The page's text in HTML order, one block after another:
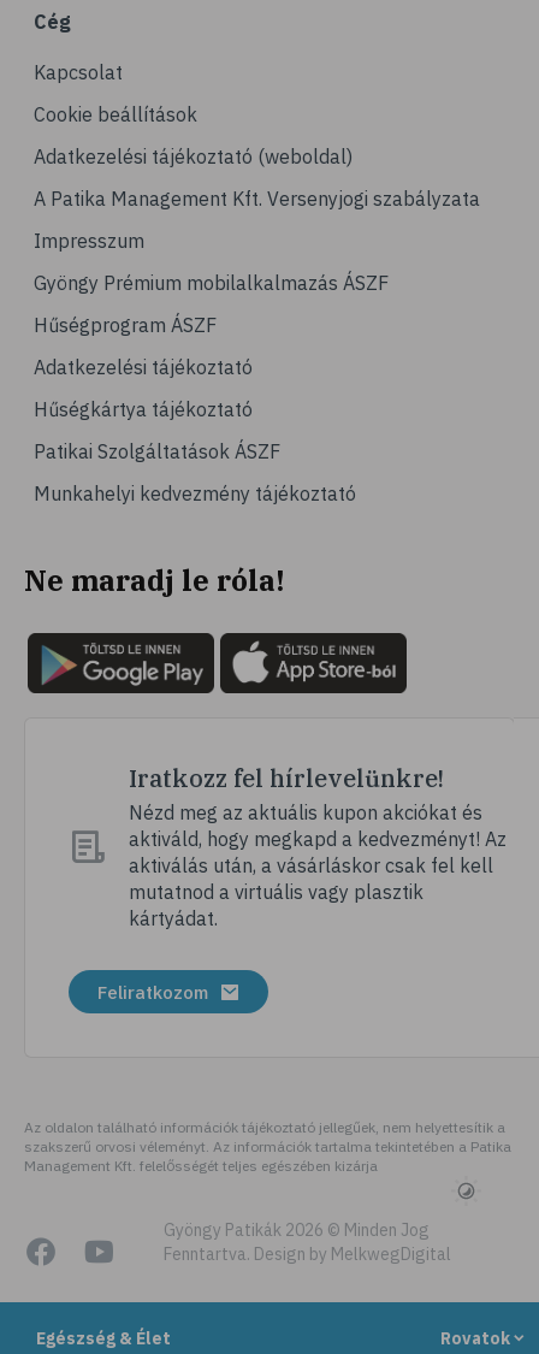
Egészség & Élet Rovatok
# vérszegénység
# stressz
# stresszcsökkentés
# avokádó
# tej
# áfonya
# bogyós gyümölcsök
# joghurt
# alma
# gyümölcsök
# emésztés
# székrekedés
# rostok
# multivitamin
# ásványi anyag
# pezsgőtabletta
# gumivitamin
# mikrotápanyag
# gesztenye
# béta-karotin
# édesburgonya
# batáta
# ízületek
# mozgásszervi problémák
Cég
Kapcsolat
Cookie beállítások
Adatkezelési tájékoztató (weboldal)
A Patika Management Kft. Versenyjogi szabályzata
Impresszum
Gyöngy Prémium mobilalkalmazás ÁSZF
Hűségprogram ÁSZF
Adatkezelési tájékoztató
Hűségkártya tájékoztató
Patikai Szolgáltatások ÁSZF
Munkahelyi kedvezmény tájékoztató
Ne maradj le róla!
Iratkozz fel hírlevelünkre!
Nézd meg az aktuális kupon akciókat és
aktiváld, hogy megkapd a kedvezményt! Az
aktiválás után, a vásárláskor csak fel kell
mutatnod a virtuális vagy plasztik
kártyádat.
Feliratkozom
Az oldalon található információk tájékoztató jellegűek, nem helyettesítik a
szakszerű orvosi véleményt. Az információk tartalma tekintetében a Patika
Management Kft. felelősségét teljes egészében kizárja
Gyöngy Patikák 2026 © Minden Jog
Fenntartva. Design by MelkwegDigital